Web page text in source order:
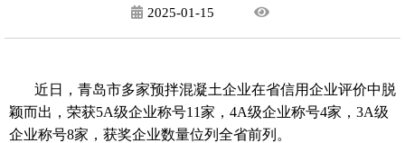
2025-01-15
近日，青岛市多家预拌混凝土企业在省信用企业评价中脱
颖而出，荣获5A级企业称号11家，4A级企业称号4家，3A级
企业称号8家，获奖企业数量位列全省前列。